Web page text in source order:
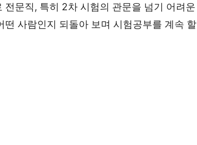
문직, 특히 2차 시험의 관문을 넘기 어려운
사람인지 되돌아 보며 시험공부를 계속 할